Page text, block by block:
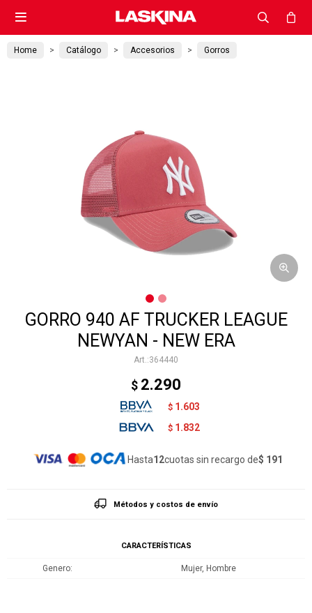

Home Catálogo Accesorios Gorros
GORRO 940 AF TRUCKER LEAGUE
NEWYAN - NEW ERA
364440
$ 2.290
$ 1.603
$ 1.832
Hasta12cuotas sin recargo de$ 191
Métodos y costos de envío
CARACTERÍSTICAS
Genero Mujer, Hombre